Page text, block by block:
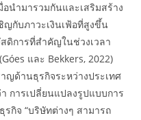
นำมารวมกันและเสริมสร้าง
ญกับภาวะเงินเฟ้อที่สูงขึ้น
ดิการที่สำคัญในช่วงเวลา
และ Bekkers, 2022)
ญด้านธุรกิจระหว่างประเทศ
การเปลี่ยนแปลงรูปแบบการ
กิจ “บริษัทต่างๆ สามารถ